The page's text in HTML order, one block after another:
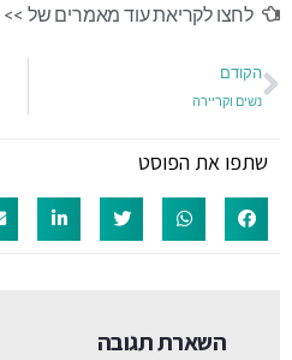
לחצו לקריאת עוד מאמרים של >>
הקודם
נשים וקריירה
שתפו את הפוסט
השארת תגובה